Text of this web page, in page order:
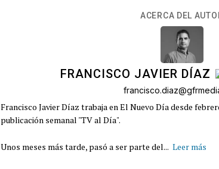
ACERCA DEL
FRANCISCO JAVIER DÍAZ
Francisco Javier Díaz trabaja en El Nuevo Día desde
publicación semanal "TV al Día".
Unos meses más tarde, pasó a ser parte del... Leer más